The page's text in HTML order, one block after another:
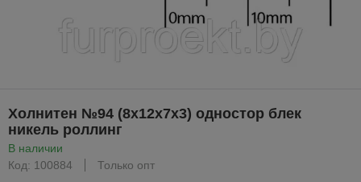
Холнитен №94 (8х12х7х3) одностор блек
никель роллинг
В наличии
Код: 100884
Только опт